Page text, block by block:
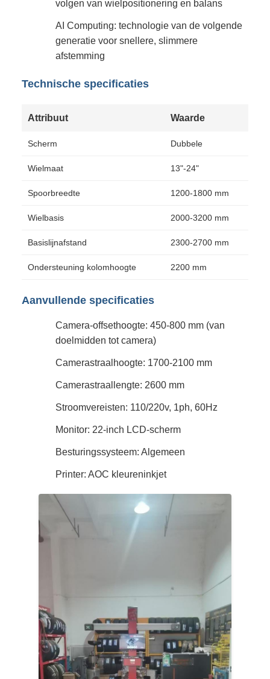
volgen van wielpositionering en balans
AI Computing: technologie van de volgende
generatie voor snellere, slimmere
afstemming
Technische specificaties
Attribuut Waarde
Scherm Dubbele
Wielmaat 13"-24"
Spoorbreedte 1200-1800 mm
Wielbasis 2000-3200 mm
Basislijnafstand 2300-2700 mm
Ondersteuning kolomhoogte 2200 mm
Aanvullende specificaties
Camera-offsethoogte: 450-800 mm (van
doelmidden tot camera)
Camerastraalhoogte: 1700-2100 mm
Camerastraallengte: 2600 mm
Stroomvereisten: 110/220v, 1ph, 60Hz
Monitor: 22-inch LCD-scherm
Besturingssysteem: Algemeen
Printer: AOC kleureninkjet